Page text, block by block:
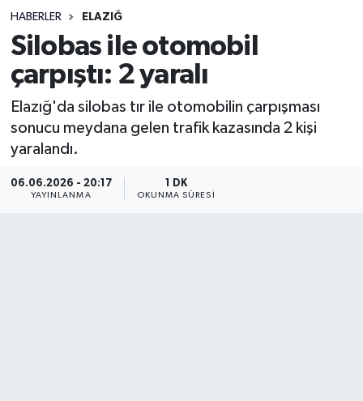
HABERLER ELAZIĞ
Silobas ile otomobil
çarpıştı: 2 yaralı
Elazığ'da silobas tır ile otomobilin çarpışması
sonucu meydana gelen trafik kazasında 2 kişi
yaralandı.
06.06.2026 - 20:17
YAYINLANMA
1 DK
OKUNMA SÜRESI
Spor
Teknoloji
Yaşam